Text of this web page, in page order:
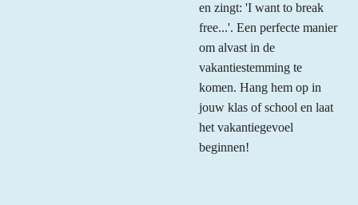
en zingt: 'I want to break
free...'. Een perfecte manier
om alvast in de
vakantiestemming te
komen. Hang hem op in
jouw klas of school en laat
het vakantiegevoel
beginnen!